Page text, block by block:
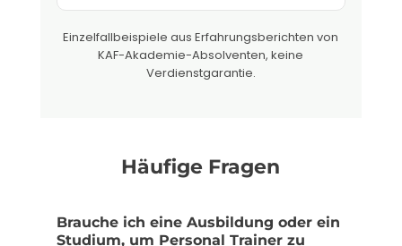
Einzelfallbeispiele aus Erfahrungsberichten von
KAF-Akademie-Absolventen, keine
Verdienstgarantie.
Häufige Fragen
Brauche ich eine Ausbildung oder ein
Studium, um Personal Trainer zu